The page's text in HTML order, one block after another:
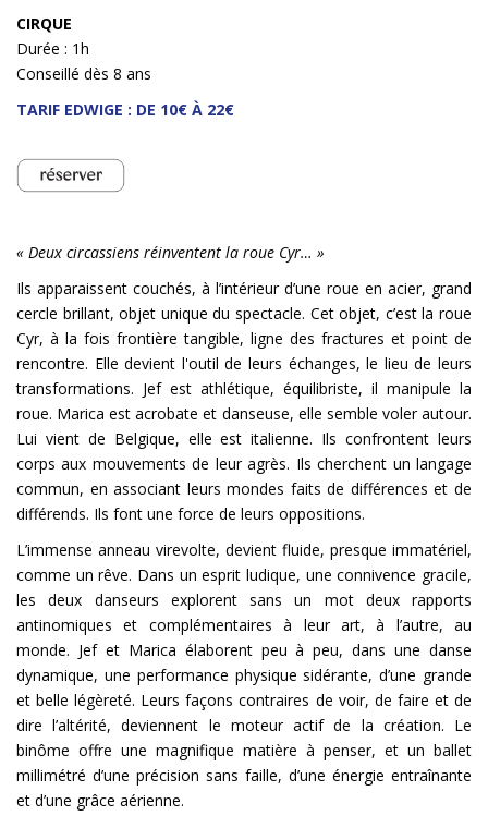
CIRQUE
Durée : 1h
Conseillé dès 8 ans
TARIF EDWIGE : DE 10€ À 22€
« Deux circassiens réinventent la roue Cyr… »
Ils apparaissent couchés, à l’intérieur d’une roue en acier, grand
cercle brillant, objet unique du spectacle. Cet objet, c’est la roue
Cyr, à la fois frontière tangible, ligne des fractures et point de
rencontre. Elle devient l'outil de leurs échanges, le lieu de leurs
transformations. Jef est athlétique, équilibriste, il manipule la
roue. Marica est acrobate et danseuse, elle semble voler autour.
Lui vient de Belgique, elle est italienne. Ils confrontent leurs
corps aux mouvements de leur agrès. Ils cherchent un langage
commun, en associant leurs mondes faits de différences et de
différends. Ils font une force de leurs oppositions.
L’immense anneau virevolte, devient fluide, presque immatériel,
comme un rêve. Dans un esprit ludique, une connivence gracile,
les deux danseurs explorent sans un mot deux rapports
antinomiques et complémentaires à leur art, à l’autre, au
monde. Jef et Marica élaborent peu à peu, dans une danse
dynamique, une performance physique sidérante, d’une grande
et belle légèreté. Leurs façons contraires de voir, de faire et de
dire l’altérité, deviennent le moteur actif de la création. Le
binôme offre une magnifique matière à penser, et un ballet
millimétré d’une précision sans faille, d’une énergie entraînante
et d’une grâce aérienne.